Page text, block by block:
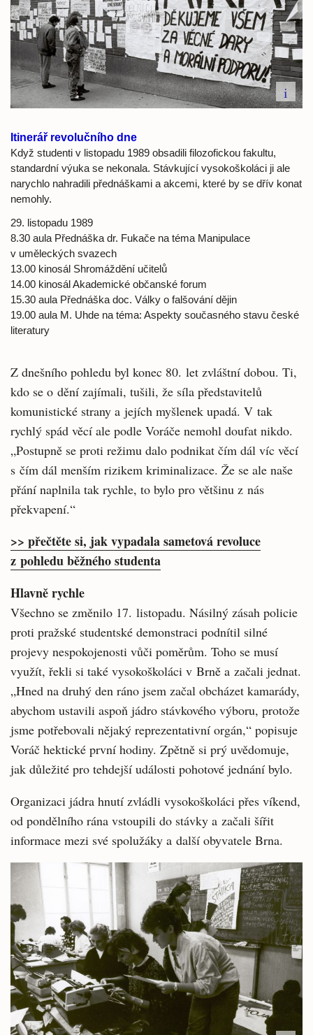
i
Itinerář revolučního dne
Když studenti v listopadu 1989 obsadili filozofickou fakultu,
standardní výuka se nekonala. Stávkující vysokoškoláci ji ale
narychlo nahradili přednáškami a akcemi, které by se dřív konat
nemohly.
29. listopadu 1989
8.30 aula Přednáška dr. Fukače na téma Manipulace
v uměleckých svazech
13.00 kinosál Shromáždění učitelů
14.00 kinosál Akademické občanské forum
15.30 aula Přednáška doc. Války o falšování dějin
19.00 aula M. Uhde na téma: Aspekty současného stavu české
literatury
Z dnešního pohledu byl konec 80. let zvláštní dobou. Ti,
kdo se o dění zajímali, tušili, že síla představitelů
komunistické strany a jejích myšlenek upadá. V tak
rychlý spád věcí ale podle Voráče nemohl doufat nikdo.
„Postupně se proti režimu dalo podnikat čím dál víc věcí
s čím dál menším rizikem kriminalizace. Že se ale naše
přání naplnila tak rychle, to bylo pro většinu z nás
překvapení.“
>> přečtěte si, jak vypadala sametová revoluce
z pohledu běžného studenta
Hlavně rychle
Všechno se změnilo 17. listopadu. Násilný zásah policie
proti pražské studentské demonstraci podnítil silné
projevy nespokojenosti vůči poměrům. Toho se musí
využít, řekli si také vysokoškoláci v Brně a začali jednat.
„Hned na druhý den ráno jsem začal obcházet kamarády,
abychom ustavili aspoň jádro stávkového výboru, protože
jsme potřebovali nějaký reprezentativní orgán,“ popisuje
Voráč hektické první hodiny. Zpětně si prý uvědomuje,
jak důležité pro tehdejší události pohotové jednání bylo.
Organizaci jádra hnutí zvládli vysokoškoláci přes víkend,
od pondělního rána vstoupili do stávky a začali šířit
informace mezi své spolužáky a další obyvatele Brna.